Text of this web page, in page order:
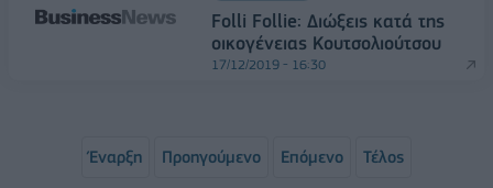
Folli Follie: Διώξεις κατά της
οικογένειας Κουτσολιούτσου
17/12/2019 - 16:30
Έναρξη Προηγούμενο Επόμενο Τέλος